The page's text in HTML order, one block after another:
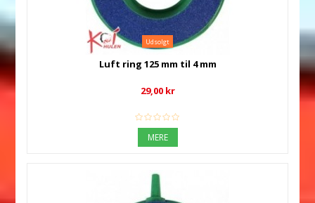
Udsolgt
Luft ring 125 mm til 4 mm
29,00 kr
MERE